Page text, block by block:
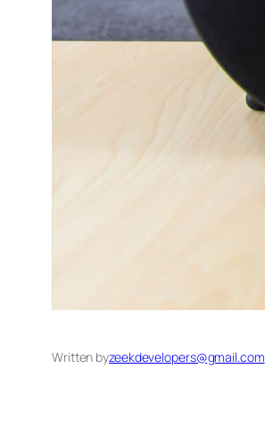
Written byzeekdevelopers@gmail.com